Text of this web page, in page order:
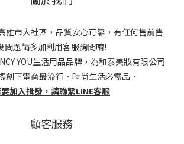
雄市大社區，品質安心可靠，有任何售前售
問題請多加利用客服詢問唷!
YOU生活用品品牌，為和泰美妝有限公司
創下電商最流行、時尚生活必需品．
加入批發，請聯繫LINE客服
顧客服務